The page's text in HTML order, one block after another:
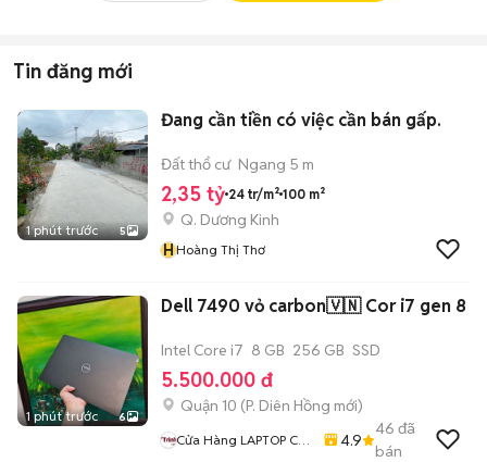
Tin đăng mới
1 phút trước 5
Đang cần tiền có việc cần bán gấp.
Đất thổ cư Ngang 5 m
2,35 tỷ 24 tr/m² 100 m²
Q. Dương Kinh
HHoàng Thị Thơ
1 phút trước 6
Dell 7490 vỏ carbon🇻🇳 Cor i7 gen 8
Intel Core i7 8 GB 256 GB SSD
5.500.000 đ
Quận 10 (P. Diên Hồng mới)
Cửa Hàng LAPTOP Cũ
4.9
46 đã
bán